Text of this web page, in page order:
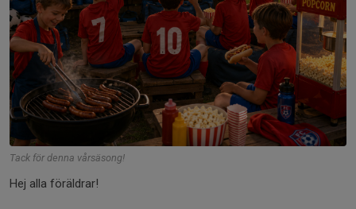
Tack för denna vårsäsong!
Hej alla föräldrar!